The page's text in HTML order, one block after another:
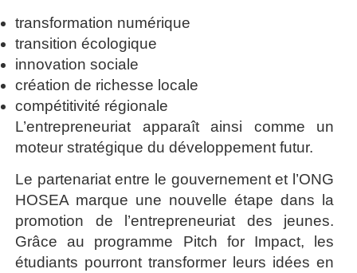
transformation numérique
transition écologique
innovation sociale
création de richesse locale
compétitivité régionale
L’entrepreneuriat apparaît ainsi comme un
moteur stratégique du développement futur.
Le partenariat entre le gouvernement et l’ONG
HOSEA marque une nouvelle étape dans la
promotion de l’entrepreneuriat des jeunes.
Grâce au programme Pitch for Impact, les
étudiants pourront transformer leurs idées en